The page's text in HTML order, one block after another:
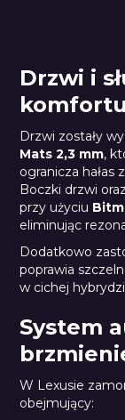
Drzwi i
Drzwi zostały
Mats 2,3 mm,
ogranicza hałas
Boczki drzwi
przy użyciu
eliminując
Dodatkowo
poprawia
w cichej
System
W Lexusie
obejmujący: